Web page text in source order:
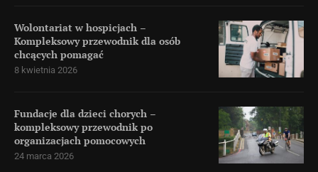
Wolontariat w hospicjach –
Kompleksowy przewodnik dla osób
chcących pomagać
8 kwietnia 2026
Fundacje dla dzieci chorych –
kompleksowy przewodnik po
organizacjach pomocowych
24 marca 2026